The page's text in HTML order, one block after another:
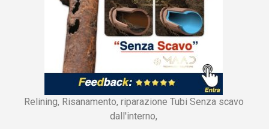
Relining, Risanamento, riparazione Tubi Senza scavo
dall'interno,